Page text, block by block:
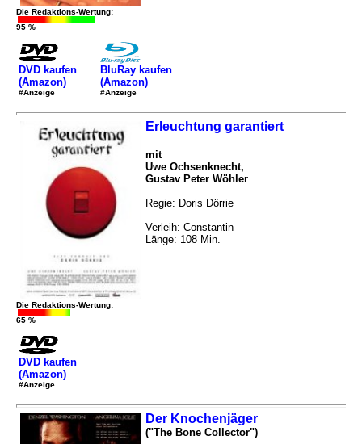
Die Redaktions-Wertung:
95 %
DVD kaufen
(Amazon)
#Anzeige
BluRay kaufen
(Amazon)
#Anzeige
Erleuchtung garantiert
mit
Uwe Ochsenknecht,
Gustav Peter Wöhler
Regie: Doris Dörrie
Verleih: Constantin
Länge: 108 Min.
Die Redaktions-Wertung:
65 %
DVD kaufen
(Amazon)
#Anzeige
Der Knochenjäger
("The Bone Collector")